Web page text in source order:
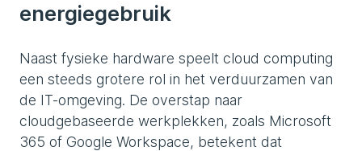
energiegebruik
Naast fysieke hardware speelt cloud computing
een steeds grotere rol in het verduurzamen van
de IT-omgeving. De overstap naar
cloudgebaseerde werkplekken, zoals Microsoft
365 of Google Workspace, betekent dat